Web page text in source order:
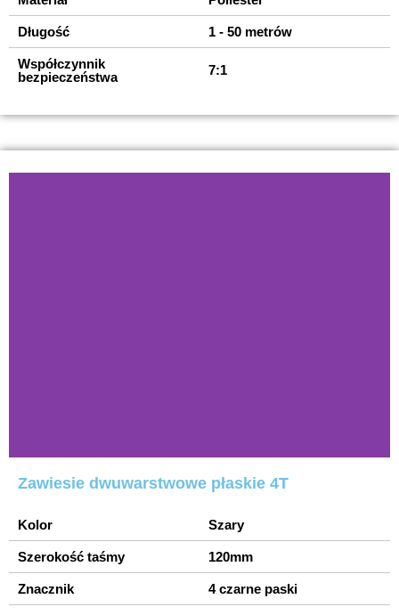
Długość 1 - 50 metrów
Współczynnik
bezpieczeństwa
7:1
Zawiesie dwuwarstwowe płaskie 4T
Kolor Szary
Szerokość taśmy 120mm
Znacznik 4 czarne paski